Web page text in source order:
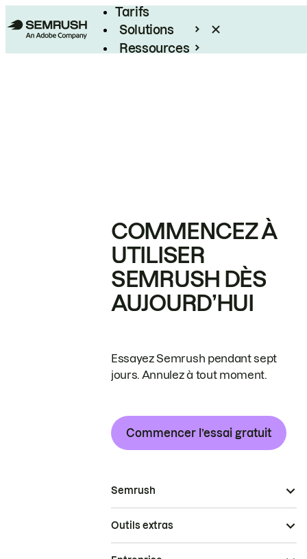
Tarifs
Solutions
Ressources
COMMENCEZ À
UTILISER
SEMRUSH DÈS
AUJOURD’HUI
Essayez Semrush pendant sept
jours. Annulez à tout moment.
Commencer l’essai gratuit
Semrush
Outils extras